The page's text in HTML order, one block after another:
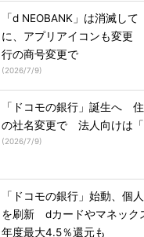
「d NEOBANK」は消滅して
に、アプリアイコンも変更
行の商号変更で
(2026/7/9)
「ドコモの銀行」誕生へ
の社名変更で 法人向けは「
(2026/7/9)
「ドコモの銀行」始動、個
を刷新 dカードやマネック
年度最大4.5％還元も